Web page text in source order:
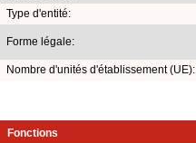
Type d'entité:
Forme légale:
Nombre d'unités d'établissement (UE):
Fonctions